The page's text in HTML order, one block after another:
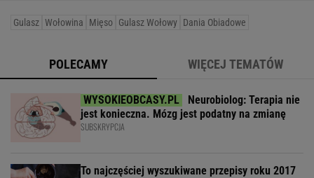
Gulasz Wołowina Mięso Gulasz Wołowy Dania Obiadowe
POLECAMY WIĘCEJ TEMATÓW
Neurobiolog: Terapia nie
jest konieczna. Mózg jest podatny na zmianę
SUBSKRYPCJA
To najczęściej wyszukiwane przepisy roku 2017